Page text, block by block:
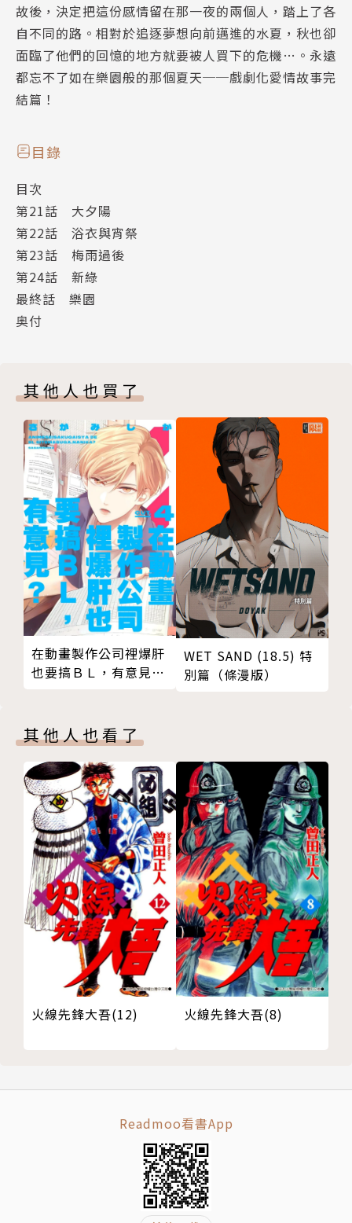
故後，決定把這份感情留在那一夜的兩個人，踏上了各
自不同的路。相對於追逐夢想向前邁進的水夏，秋也卻
面臨了他們的回憶的地方就要被人買下的危機…。永遠
都忘不了如在樂園般的那個夏天──戲劇化愛情故事完
結篇！
目錄
目次
第21話 大夕陽
第22話 浴衣與宵祭
第23話 梅雨過後
第24話 新綠
最終話 樂園
奥付
其他人也買了
在動畫製作公司裡爆肝
也要搞ＢＬ，有意見？
WET SAND (18.5) 特
別篇（條漫版）
其他人也看了
火線先鋒大吾(12) 火線先鋒大吾(8)
Readmoo看書App